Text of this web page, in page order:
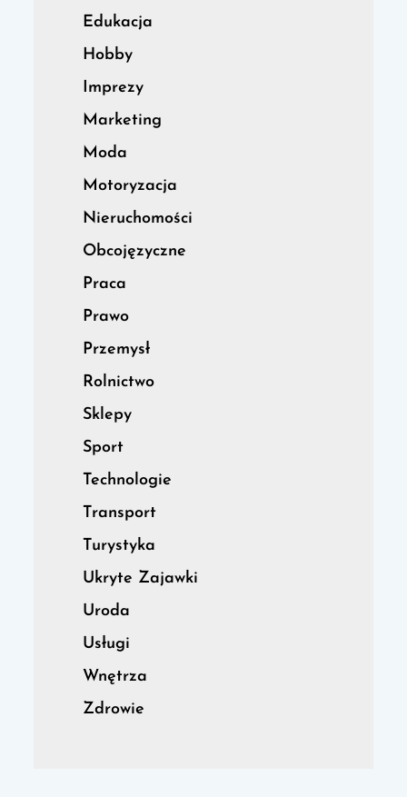
Edukacja
Hobby
Imprezy
Marketing
Moda
Motoryzacja
Nieruchomości
Obcojęzyczne
Praca
Prawo
Przemysł
Rolnictwo
Sklepy
Sport
Technologie
Transport
Turystyka
Ukryte Zajawki
Uroda
Usługi
Wnętrza
Zdrowie